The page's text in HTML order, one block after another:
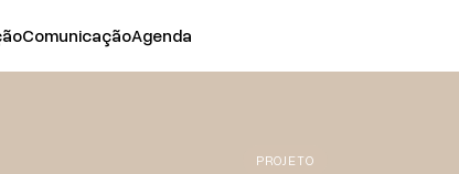
ComunicaçãoAgenda
PROJETO